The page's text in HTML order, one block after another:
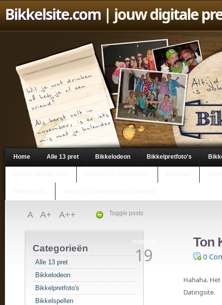
Bikkelsite.com| jouw digitale
Home Alle 13 pret Bikkelodeon Bikkelpretfoto's
Toggle posts
A A+ A++
Categorieën
Alle 13 pret
Bikkelodeon
Bikkelpretfoto's
Bikkelspellen
mei/18
19
Ton
0
Hahaha.
Datingsite.